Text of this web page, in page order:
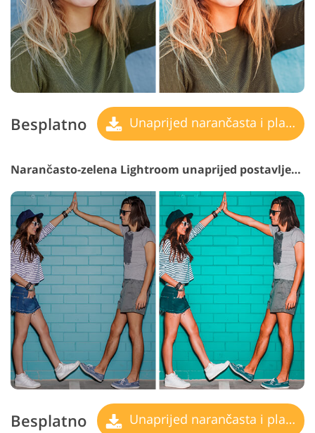
Besplatno Unaprijed narančasta i plavozelena
Narančasto-zelena Lightroom unaprijed postavljena #3 "Greenery"
Besplatno Unaprijed narančasta i plavozelena